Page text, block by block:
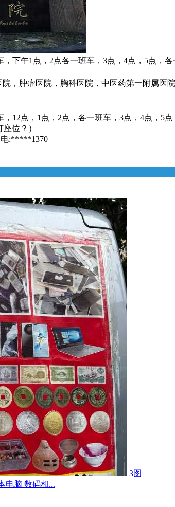
下午1点，2点各一班车，3点，4点，5点，各
，肿瘤医院，胸科医院，中医药第一附属医
12点，1点，2点，各一班车，3点，4点，5点
位？）
电:*****1370
3图
电脑 数码相...